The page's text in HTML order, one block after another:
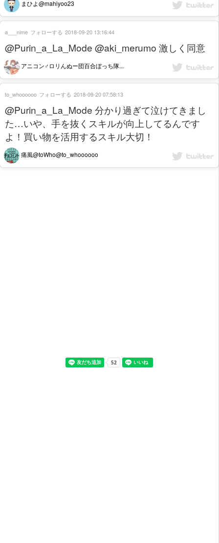
まひよ@mahiyoo23
@Purin_a_La_Mode @aki_merumo 激しく同意
アニコン♂ロリんぬー団百合ぼっち隊...
a___nime フォローする 2018-09-20 13:16:44
@Purin_a_La_Mode 分かり過ぎて泣けてきまし
た…いや、手を抜くスキルが向上してるんです
よ！買い物を活用するスキル大切！
痛風@toWho@to_whoooooo
to_whoooooo フォローする 2018-09-20 07:58:13